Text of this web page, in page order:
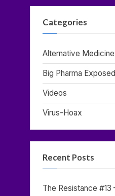
Categories
Alternative Medicine
Big Pharma Exposed
Videos
Virus-Hoax
Recent Posts
The Resistance #13